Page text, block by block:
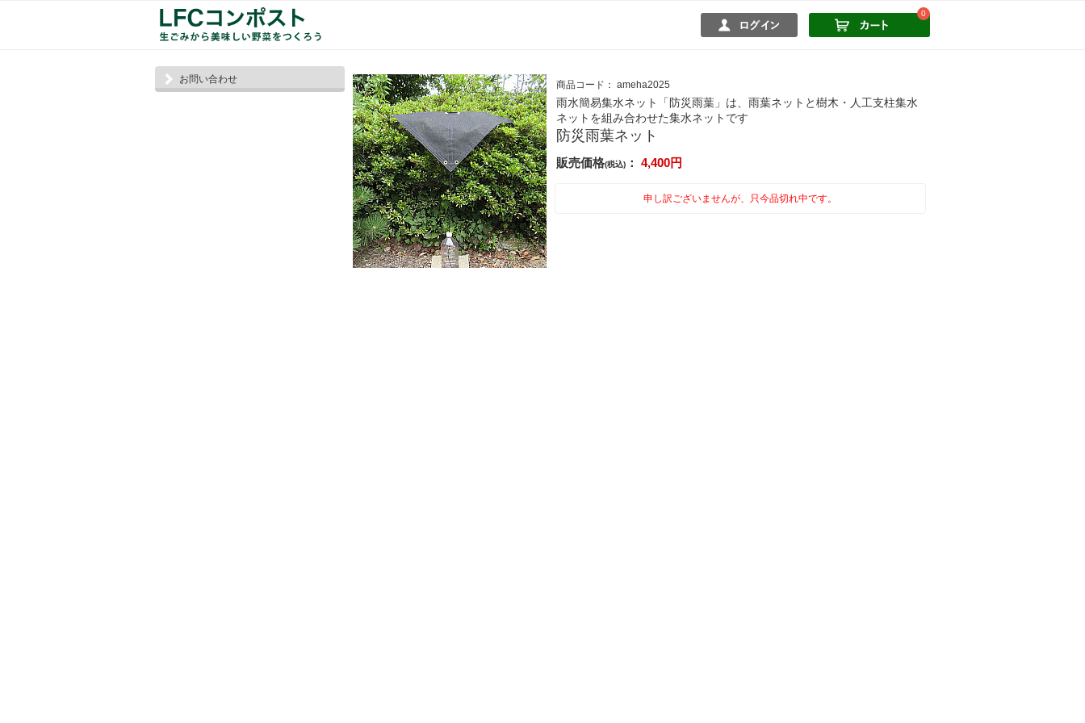
0
お問い合わせ 商品コード： ameha2025
雨水簡易集水ネット「防災雨葉」は、雨葉ネットと樹木・人工支柱集水
ネットを組み合わせた集水ネットです
防災雨葉ネット
販売価格(税込) ： 4,400円
申し訳ございませんが、只今品切れ中です。